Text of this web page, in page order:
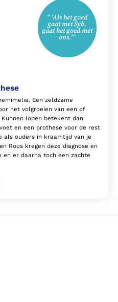
“ ‘Als het goed
gaat met Syb,
gaat het goed met
ons.’”
Een zeldzame
het volgroeien van een of
lopen betekent dan
en een prothese voor de rest
als ouders in kraamtijd van je
Roos kregen deze diagnose en
en er daarna toch een zachte